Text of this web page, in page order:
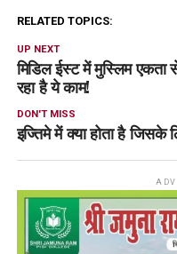
RELATED TOPICS:
UP NEXT
मिडिल ईस्ट में मुस्लिम
रहा है ये काम!
DON'T MISS
इज्तिमे में क्या होता है जिसके